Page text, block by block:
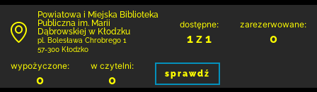
Powiatowa i Miejska Biblioteka
Publiczna im. Marii
Dąbrowskiej w Kłodzku
pl. Bolesława Chrobrego 1
57-300 Kłodzko
dostępne:
1 z 1
zarezerwowane:
0
wypożyczone:
0
w czytelni:
0 sprawdź